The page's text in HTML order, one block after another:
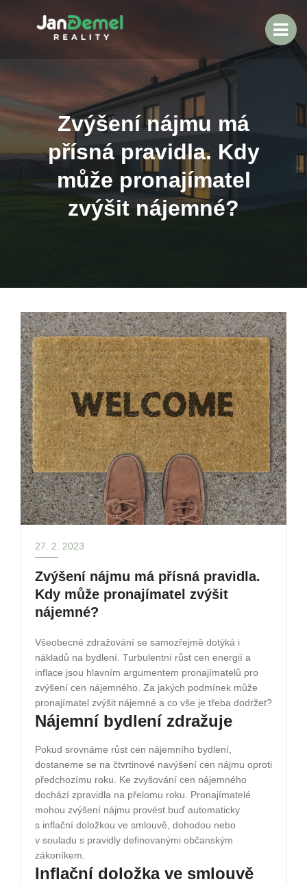
Zvýšení nájmu má
přísná pravidla. Kdy
může pronajímatel
zvýšit nájemné?
27. 2. 2023
Zvýšení nájmu má přísná pravidla.
Kdy může pronajímatel zvýšit
nájemné?
Všeobecné zdražování se samozřejmě dotýká i
nákladů na bydlení. Turbulentní růst cen energií a
inflace jsou hlavním argumentem pronajímatelů pro
zvýšení cen nájemného. Za jakých podmínek může
pronajímatel zvýšit nájemné a co vše je třeba dodržet?
Nájemní bydlení zdražuje
Pokud srovnáme růst cen nájemního bydlení,
dostaneme se na čtvrtinové navýšení cen nájmu oproti
předchozímu roku. Ke zvyšování cen nájemného
dochází zpravidla na přelomu roku. Pronajímatelé
mohou zvýšení nájmu provést buď automaticky
s inflační doložkou ve smlouvě, dohodou nebo
v souladu s pravidly definovanými občanským
zákoníkem.
Inflační doložka ve smlouvě